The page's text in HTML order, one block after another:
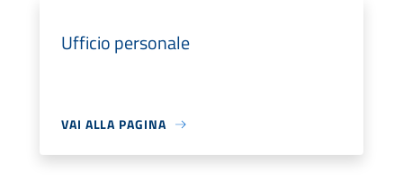
Ufficio personale
VAI ALLA PAGINA